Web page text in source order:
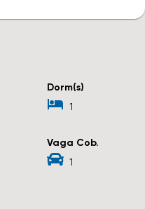
Dorm(s)
1
Vaga Cob.
1